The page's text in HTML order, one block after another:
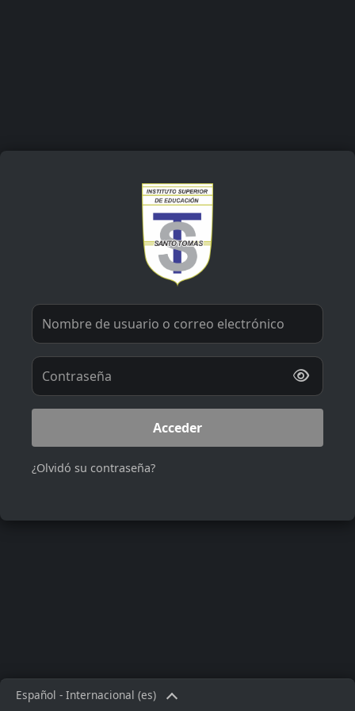
Entrar a Instituto Superior de
Nombre de usuario o correo electrónico
Contraseña
Acceder
¿Olvidó su contraseña?
Español - Internacional ‎(es)‎